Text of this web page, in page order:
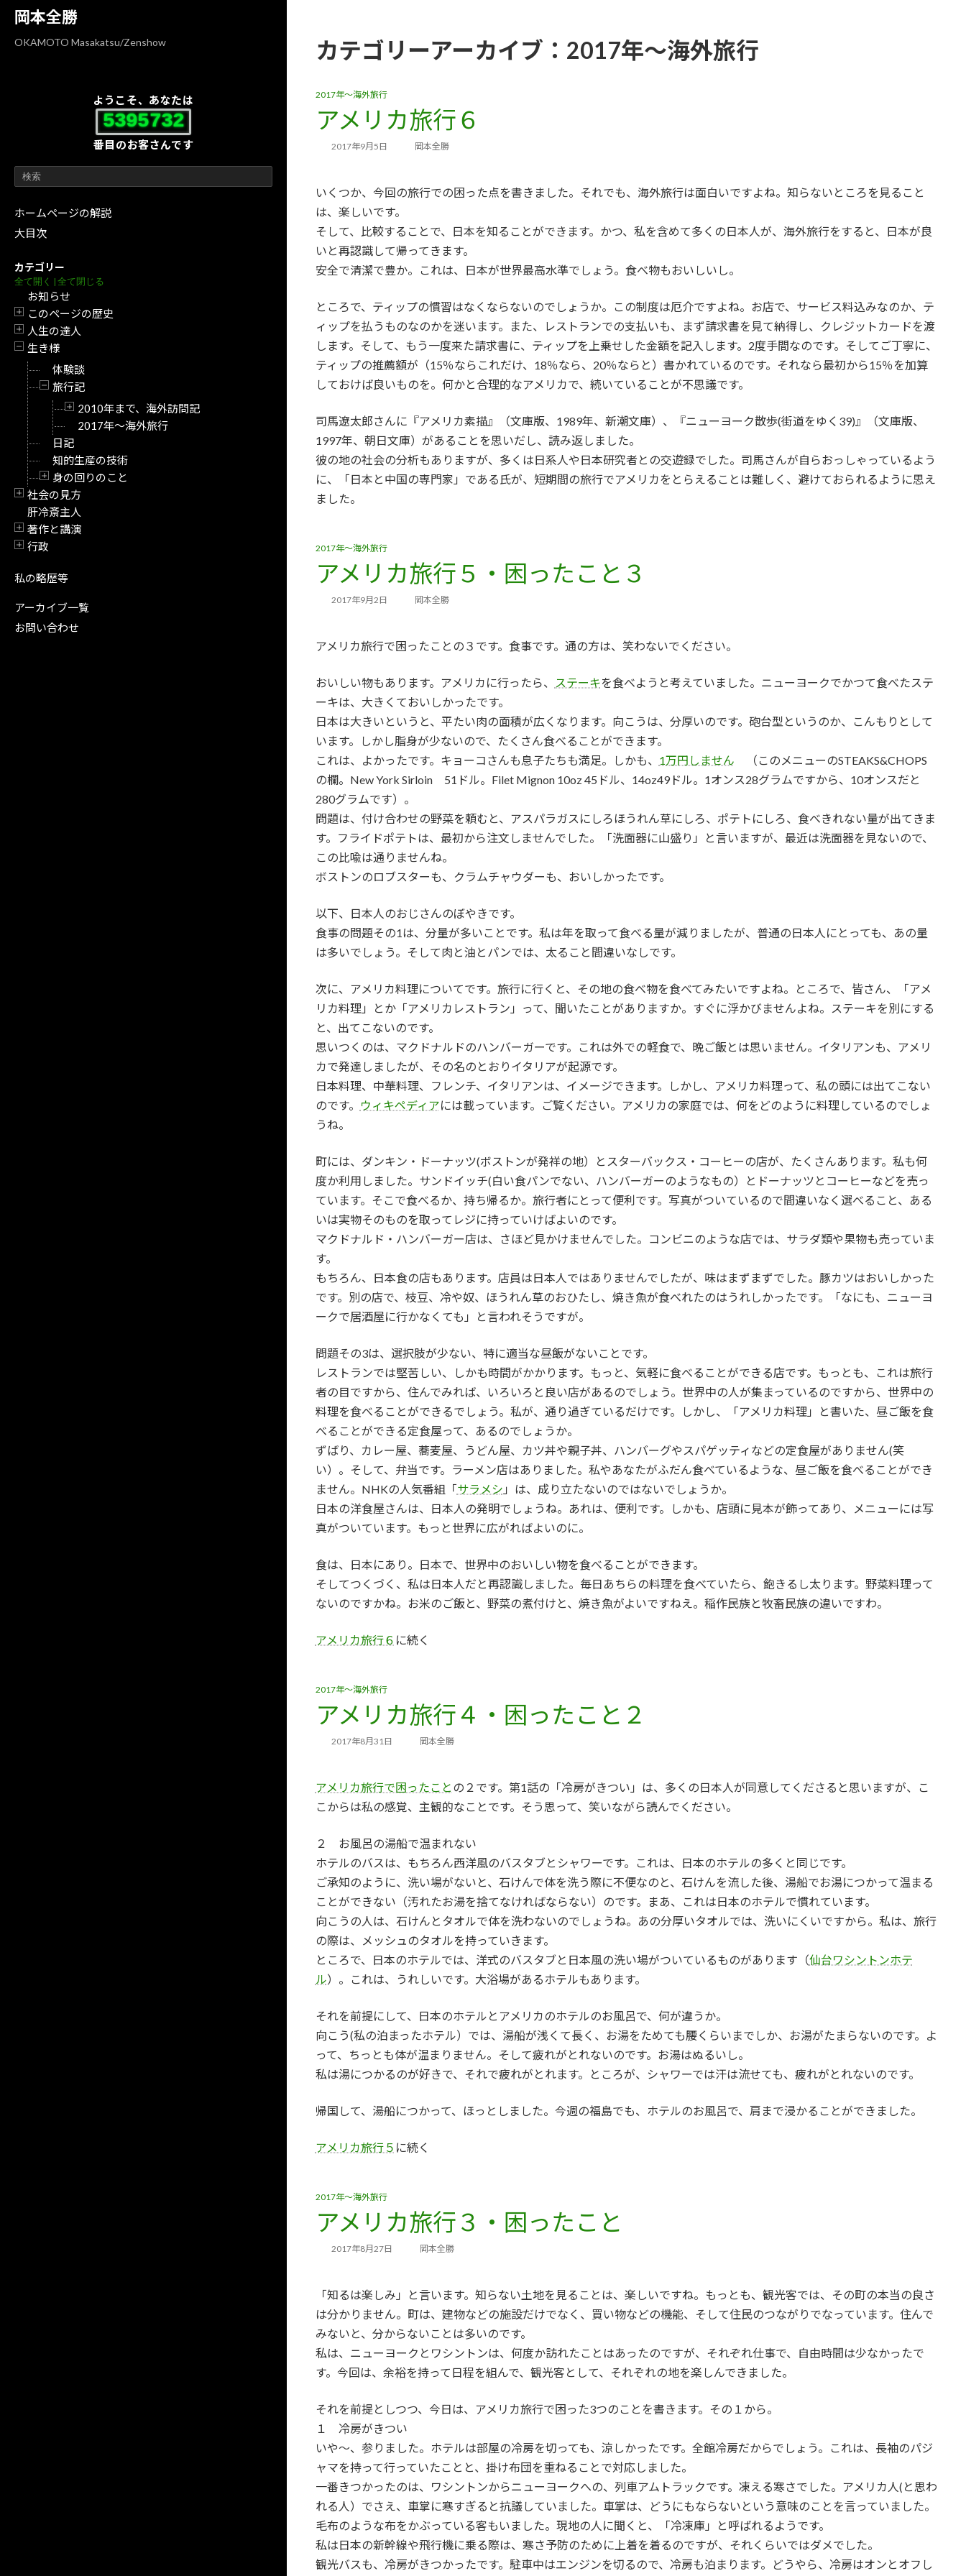
岡本全勝
OKAMOTO Masakatsu/Zenshow
ようこそ、あなたは
5395732
番目のお客さんです
ホームページの解説
大目次
カテゴリー
全て開く | 全て閉じる
お知らせ
開閉
このページの歴史
開閉
人生の達人
開閉
生き様
体験談
開閉
旅行記
開閉
2010年まで、海外訪問記
2017年～海外旅行
日記
知的生産の技術
開閉
身の回りのこと
開閉
社会の見方
肝冷斎主人
開閉
著作と講演
開閉
行政
私の略歴等
アーカイブ一覧
お問い合わせ
カテゴリーアーカイブ：2017年～海外旅行
2017年～海外旅行
アメリカ旅行６
2017年9月5日 岡本全勝
いくつか、今回の旅行での困った点を書きました。それでも、海外旅行は面白いですよね。知らないところを見ること
は、楽しいです。
そして、比較することで、日本を知ることができます。かつ、私を含めて多くの日本人が、海外旅行をすると、日本が良
いと再認識して帰ってきます。
安全で清潔で豊か。これは、日本が世界最高水準でしょう。食べ物もおいしいし。
ところで、ティップの慣習はなくならないのでしょうか。この制度は厄介ですよね。お店で、サービス料込みなのか、テ
ィップを払うものなのかを迷います。また、レストランでの支払いも、まず請求書を見て納得し、クレジットカードを渡
します。そして、もう一度来た請求書に、ティップを上乗せした金額を記入します。2度手間なのです。そしてご丁寧に、
ティップの推薦額が（15％ならこれだけ、18％なら、20％ならと）書かれているのです。それなら最初から15％を加算
しておけば良いものを。何かと合理的なアメリカで、続いていることが不思議です。
司馬遼太郎さんに『アメリカ素描』（文庫版、1989年、新潮文庫）、『ニューヨーク散歩(街道をゆく39)』（文庫版、
1997年、朝日文庫）があることを思いだし、読み返しました。
彼の地の社会の分析もありますが、多くは日系人や日本研究者との交遊録でした。司馬さんが自らおっしゃっているよう
に、「日本と中国の専門家」である氏が、短期間の旅行でアメリカをとらえることは難しく、避けておられるように思え
ました。
2017年～海外旅行
アメリカ旅行５・困ったこと３
2017年9月2日 岡本全勝
アメリカ旅行で困ったことの３です。食事です。通の方は、笑わないでください。
おいしい物もあります。アメリカに行ったら、 ステーキを食べようと考えていました。ニューヨークでかつて食べたステ
ーキは、大きくておいしかったです。
日本は大きいというと、平たい肉の面積が広くなります。向こうは、分厚いのです。砲台型というのか、こんもりとして
います。しかし脂身が少ないので、たくさん食べることができます。
これは、よかったです。キョーコさんも息子たちも満足。しかも、 1万円しません （このメニューのSTEAKS&CHOPS
の欄。New York Sirloin 51ドル。Filet Mignon 10oz 45ドル、14oz49ドル。1オンス28グラムですから、10オンスだと
280グラムです）。
問題は、付け合わせの野菜を頼むと、アスパラガスにしろほうれん草にしろ、ポテトにしろ、食べきれない量が出てきま
す。フライドポテトは、最初から注文しませんでした。「洗面器に山盛り」と言いますが、最近は洗面器を見ないので、
この比喩は通りませんね。
ボストンのロブスターも、クラムチャウダーも、おいしかったです。
以下、日本人のおじさんのぼやきです。
食事の問題その1は、分量が多いことです。私は年を取って食べる量が減りましたが、普通の日本人にとっても、あの量
は多いでしょう。そして肉と油とパンでは、太ること間違いなしです。
次に、アメリカ料理についてです。旅行に行くと、その地の食べ物を食べてみたいですよね。ところで、皆さん、「アメ
リカ料理」とか「アメリカレストラン」って、聞いたことがありますか。すぐに浮かびませんよね。ステーキを別にする
と、出てこないのです。
思いつくのは、マクドナルドのハンバーガーです。これは外での軽食で、晩ご飯とは思いません。イタリアンも、アメリ
カで発達しましたが、その名のとおりイタリアが起源です。
日本料理、中華料理、フレンチ、イタリアンは、イメージできます。しかし、アメリカ料理って、私の頭には出てこない
のです。
ウィキペディアには載っています。ご覧ください。アメリカの家庭では、何をどのように料理しているのでしょ
うね。
町には、ダンキン・ドーナッツ(ボストンが発祥の地）とスターバックス・コーヒーの店が、たくさんあります。私も何
度か利用しました。サンドイッチ(白い食パンでない、ハンバーガーのようなもの）とドーナッツとコーヒーなどを売っ
ています。そこで食べるか、持ち帰るか。旅行者にとって便利です。写真がついているので間違いなく選べること、ある
いは実物そのものを取ってレジに持っていけばよいのです。
マクドナルド・ハンバーガー店は、さほど見かけませんでした。コンビニのような店では、サラダ類や果物も売っていま
す。
もちろん、日本食の店もあります。店員は日本人ではありませんでしたが、味はまずまずでした。豚カツはおいしかった
です。別の店で、枝豆、冷や奴、ほうれん草のおひたし、焼き魚が食べれたのはうれしかったです。「なにも、ニューヨ
ークで居酒屋に行かなくても」と言われそうですが。
問題その3は、選択肢が少ない、特に適当な昼飯がないことです。
レストランでは堅苦しい、しかも時間がかかります。もっと、気軽に食べることができる店です。もっとも、これは旅行
者の目ですから、住んでみれば、いろいろと良い店があるのでしょう。世界中の人が集まっているのですから、世界中の
料理を食べることができるでしょう。私が、通り過ぎているだけです。しかし、「アメリカ料理」と書いた、昼ご飯を食
べることができる定食屋って、あるのでしょうか。
ずばり、カレー屋、蕎麦屋、うどん屋、カツ丼や親子丼、ハンバーグやスパゲッティなどの定食屋がありません(笑
い）。そして、弁当です。ラーメン店はありました。私やあなたがふだん食べているような、昼ご飯を食べることができ
ません。NHKの人気番組「サラメシ 」は、成り立たないのではないでしょうか。
日本の洋食屋さんは、日本人の発明でしょうね。あれは、便利です。しかも、店頭に見本が飾ってあり、メニューには写
真がついています。もっと世界に広がればよいのに。
食は、日本にあり。日本で、世界中のおいしい物を食べることができます。
そしてつくづく、私は日本人だと再認識しました。毎日あちらの料理を食べていたら、飽きるし太ります。野菜料理って
ないのですかね。お米のご飯と、野菜の煮付けと、焼き魚がよいですねえ。稲作民族と牧畜民族の違いですわ。
アメリカ旅行６ に続く
2017年～海外旅行
アメリカ旅行４・困ったこと２
2017年8月31日 岡本全勝
アメリカ旅行で困ったこと の２です。第1話の「冷房がきつい」は、多くの日本人が同意してくださると思いますが、こ
こからは私の感覚、主観的なことです。そう思って、笑いながら読んでください。
２ お風呂の湯船で温まれない
ホテルのバスは、もちろん西洋風のバスタブとシャワーです。これは、日本のホテルの多くと同じです。
ご承知のように、洗い場がないと、石けんで体を洗う際に不便なのと、石けんを流した後、湯船でお湯につかって温まる
ことができない（汚れたお湯を捨てなければならない）のです。まあ、これは日本のホテルで慣れています。
向こうの人は、石けんとタオルで体を洗わないのでしょうね。あの分厚いタオルでは、洗いにくいですから。私は、旅行
の際は、メッシュのタオルを持っていきます。
ところで、日本のホテルでは、洋式のバスタブと日本風の洗い場がついているものがあります（仙台ワシントンホテ
ル）。これは、うれしいです。大浴場があるホテルもあります。
それを前提にして、日本のホテルとアメリカのホテルのお風呂で、何が違うか。
向こう(私の泊まったホテル）では、湯船が浅くて長く、お湯をためても腰くらいまでしか、お湯がたまらないのです。よ
って、ちっとも体が温まりません。そして疲れがとれないのです。お湯はぬるいし。
私は湯につかるのが好きで、それで疲れがとれます。ところが、シャワーでは汗は流せても、疲れがとれないのです。
帰国して、湯船につかって、ほっとしました。今週の福島でも、ホテルのお風呂で、肩まで浸かることができました。
アメリカ旅行５ に続く
2017年～海外旅行
アメリカ旅行３・困ったこと
2017年8月27日 岡本全勝
「知るは楽しみ」と言います。知らない土地を見ることは、楽しいですね。もっとも、観光客では、その町の本当の良さ
は分かりません。町は、建物などの施設だけでなく、買い物などの機能、そして住民のつながりでなっています。住んで
みないと、分からないことは多いのです。
私は、ニューヨークとワシントンは、何度か訪れたことはあったのですが、それぞれ仕事で、自由時間は少なかったで
す。今回は、余裕を持って日程を組んで、観光客として、それぞれの地を楽しんできました。
それを前提としつつ、今日は、アメリカ旅行で困った3つのことを書きます。その１から。
１ 冷房がきつい
いや～、参りました。ホテルは部屋の冷房を切っても、涼しかったです。全館冷房だからでしょう。これは、長袖のパジ
ャマを持って行っていたことと、掛け布団を重ねることで対応しました。
一番きつかったのは、ワシントンからニューヨークへの、列車アムトラックです。凍える寒さでした。アメリカ人(と思わ
れる人）でさえ、車掌に寒すぎると抗議していました。車掌は、どうにもならないという意味のことを言っていました。
毛布のような布をかぶっている客もいました。現地の人に聞くと、「冷凍庫」と呼ばれるようです。
私は日本の新幹線や飛行機に乗る際は、寒さ予防のために上着を着るのですが、それくらいではダメでした。
観光バスも、冷房がきつかったです。駐車中はエンジンを切るので、冷房も泊まります。どうやら、冷房はオンとオフし